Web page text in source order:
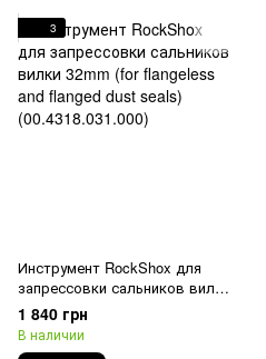
3
Инструмент RockShox для
запрессовки сальников вилки
32mm (for flangeless and
flanged dust seals)
(00.4318.031.000)
1 840 грн
В наличии